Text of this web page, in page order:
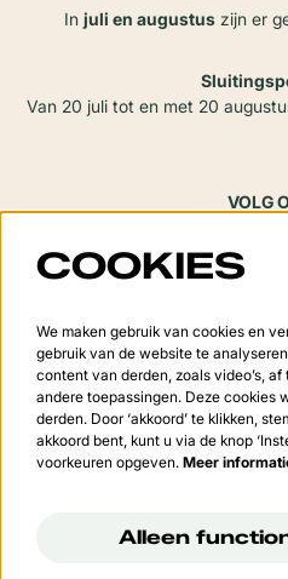
In juli en augustus zijn er
Van 20 juli tot en met 20
VOLG
Meld je aan voor
Data Processing
COOKIES
We maken gebruik van cookies en
gebruik van de website te
content van derden, zoals video’s,
andere toepassingen. Deze cookies
derden. Door ‘akkoord’ te klikken,
akkoord bent, kunt u via de knop
voorkeuren opgeven. Meer
Alleen